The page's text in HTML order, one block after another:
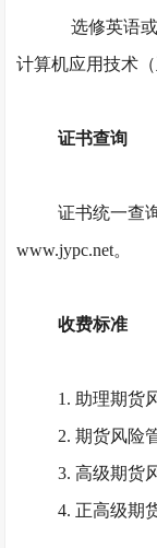
选修英语
计算机应用技术（
证书查询
证书统一查
www.jypc.net。
收费标准
1. 助理期货
2. 期货风险
3. 高级期货
4. 正高级期